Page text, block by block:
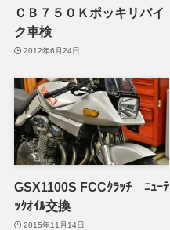
ＣＢ７５０Ｋポッキリバイ
ク車検
2012年6月24日
GSX1100S FCCｸﾗｯﾁ ﾆｭｰﾃ
ｯｸｵｲﾙ交換
2015年11月14日